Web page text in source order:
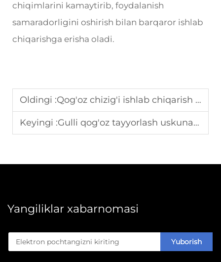
chiqimlarini kamaytirib, foydalanish
samaradorligini oshirish bilan barqaror ishlab
chiqarishga erisha oladi.
Oldingi :Qog'oz chizig'i ishlab chiqarish uchun qog'oz yopishtirish apparati qanday tanlash kerak
Keyingi :Gulli qog'oz tayyorlash uskunalari ishlab chiqarish jarayoni sxemasi
Yangiliklar xabarnomasi
Yuborish